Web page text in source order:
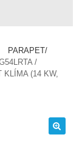
PARAPET/
/
KLÍMA (14 KW,